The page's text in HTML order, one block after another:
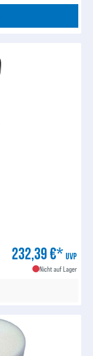
232,39 €* UVP
Nicht auf Lager